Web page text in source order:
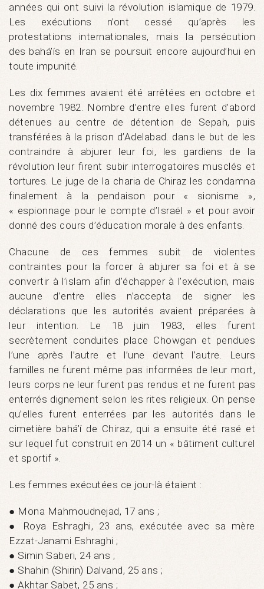
années qui ont suivi la révolution islamique de 1979.
Les exécutions n’ont cessé qu’après les
protestations internationales, mais la persécution
des bahá’ís en Iran se poursuit encore aujourd’hui en
toute impunité.
Les dix femmes avaient été arrêtées en octobre et
novembre 1982. Nombre d’entre elles furent d’abord
détenues au centre de détention de Sepah, puis
transférées à la prison d’Adelabad. dans le but de les
contraindre à abjurer leur foi, les gardiens de la
révolution leur firent subir interrogatoires musclés et
tortures. Le juge de la charia de Chiraz les condamna
finalement à la pendaison pour « sionisme »,
« espionnage pour le compte d’Israël » et pour avoir
donné des cours d’éducation morale à des enfants.
Chacune de ces femmes subit de violentes
contraintes pour la forcer à abjurer sa foi et à se
convertir à l’islam afin d’échapper à l’exécution, mais
aucune d’entre elles n’accepta de signer les
déclarations que les autorités avaient préparées à
leur intention. Le 18 juin 1983, elles furent
secrètement conduites place Chowgan et pendues
l’une après l’autre et l’une devant l’autre. Leurs
familles ne furent même pas informées de leur mort,
leurs corps ne leur furent pas rendus et ne furent pas
enterrés dignement selon les rites religieux. On pense
qu’elles furent enterrées par les autorités dans le
cimetière bahá’í de Chiraz, qui a ensuite été rasé et
sur lequel fut construit en 2014 un « bâtiment culturel
et sportif ».
Les femmes exécutées ce jour-là étaient :
● Mona Mahmoudnejad, 17 ans ;
● Roya Eshraghi, 23 ans, exécutée avec sa mère
Ezzat-Janami Eshraghi ;
● Simin Saberi, 24 ans ;
● Shahin (Shirin) Dalvand, 25 ans ;
● Akhtar Sabet, 25 ans ;